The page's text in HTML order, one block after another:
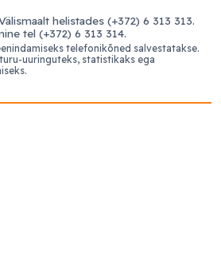
helistades (+372) 6 313 313.
tel (+372) 6 313 314.
telefonikõned salvestatakse.
uuringuteks, statistikaks ega